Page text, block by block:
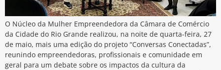
O Núcleo da Mulher Empreendedora da Câmara de Comércio
da Cidade do Rio Grande realizou, na noite de quarta-feira, 27
de maio, mais uma edição do projeto “Conversas Conectadas”,
reunindo empreendedoras, profissionais e comunidade em
geral para um debate sobre os impactos da cultura da